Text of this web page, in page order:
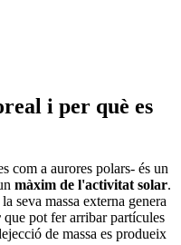
i per què es
com a aurores polars- és un
màxim de l'activitat solar.
seva massa externa genera
que pot fer arribar partícules
de massa es produeix